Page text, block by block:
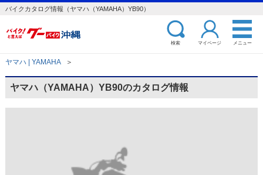
バイクカタログ情報（ヤマハ（YAMAHA）YB90）
検索 マイページ メニュー
ヤマハ | YAMAHA ＞
ヤマハ（YAMAHA）YB90のカタログ情報